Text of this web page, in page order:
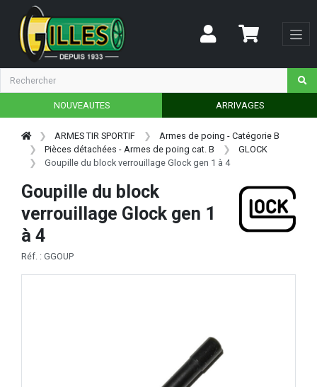
NOUVEAUTES ARRIVAGES
ARMES TIR SPORTIF
Armes de poing - Catégorie B
Pièces détachées - Armes de poing cat. B
GLOCK
Goupille du block verrouillage Glock gen 1 à 4
Goupille du block
verrouillage Glock gen 1
à 4
Réf. : GGOUP